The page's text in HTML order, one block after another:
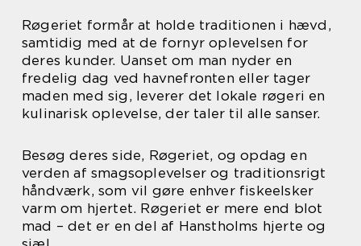
Røgeriet formår at holde traditionen i hævd,
samtidig med at de fornyr oplevelsen for
deres kunder. Uanset om man nyder en
fredelig dag ved havnefronten eller tager
maden med sig, leverer det lokale røgeri en
kulinarisk oplevelse, der taler til alle sanser.
Besøg deres side, Røgeriet, og opdag en
verden af smagsoplevelser og traditionsrigt
håndværk, som vil gøre enhver fiskeelsker
varm om hjertet. Røgeriet er mere end blot
mad – det er en del af Hanstholms hjerte og